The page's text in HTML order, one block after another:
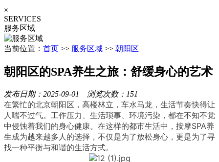
×
SERVICES
服务区域
当前位置： 首页 >> 服务区域 >> 朝阳区
朝阳区的SPA养生之旅：舒缓身心的艺术
发布日期：2025-09-01 浏览次数：151
在繁忙的北京朝阳区，高楼林立，车水马龙，生活节奏快得让
人喘不过气。工作压力、生活琐事、环境污染，都在不知不觉
中侵蚀着我们的身心健康。在这样的都市生活中，按摩SPA养
生成为越来越多人的选择，不仅是为了放松身心，更是为了寻
找一种平衡与和谐的生活方式。